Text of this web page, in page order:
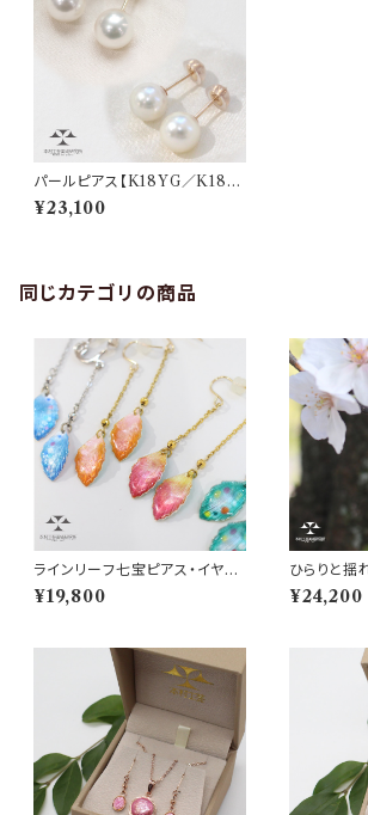
パールピアス【K18YG／K18P
G】◆フォーマルにもデートにも
ずっと使える
¥23,100
同じカテゴリの商品
ラインリーフ七宝ピアス・イヤリ
ング Beautifully enameled le
af-shaped earrings
¥19,800
ひらりと揺
ピアス・イヤ
¥24,200